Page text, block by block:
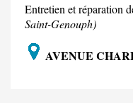
Entretien et réparation
Saint-Genouph)
AVENUE